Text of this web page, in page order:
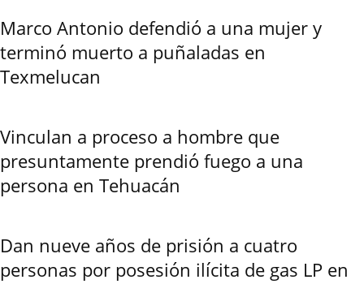
Marco Antonio defendió a una mujer y
terminó muerto a puñaladas en
Texmelucan
Vinculan a proceso a hombre que
presuntamente prendió fuego a una
persona en Tehuacán
Dan nueve años de prisión a cuatro
personas por posesión ilícita de gas LP en